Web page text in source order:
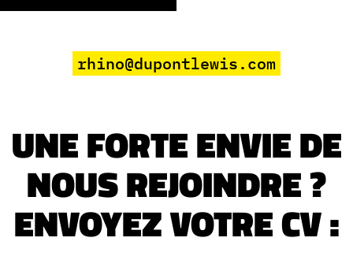
rhino@dupontlewis.com
UNE FORTE ENVIE DE
NOUS REJOINDRE ?
ENVOYEZ VOTRE CV :